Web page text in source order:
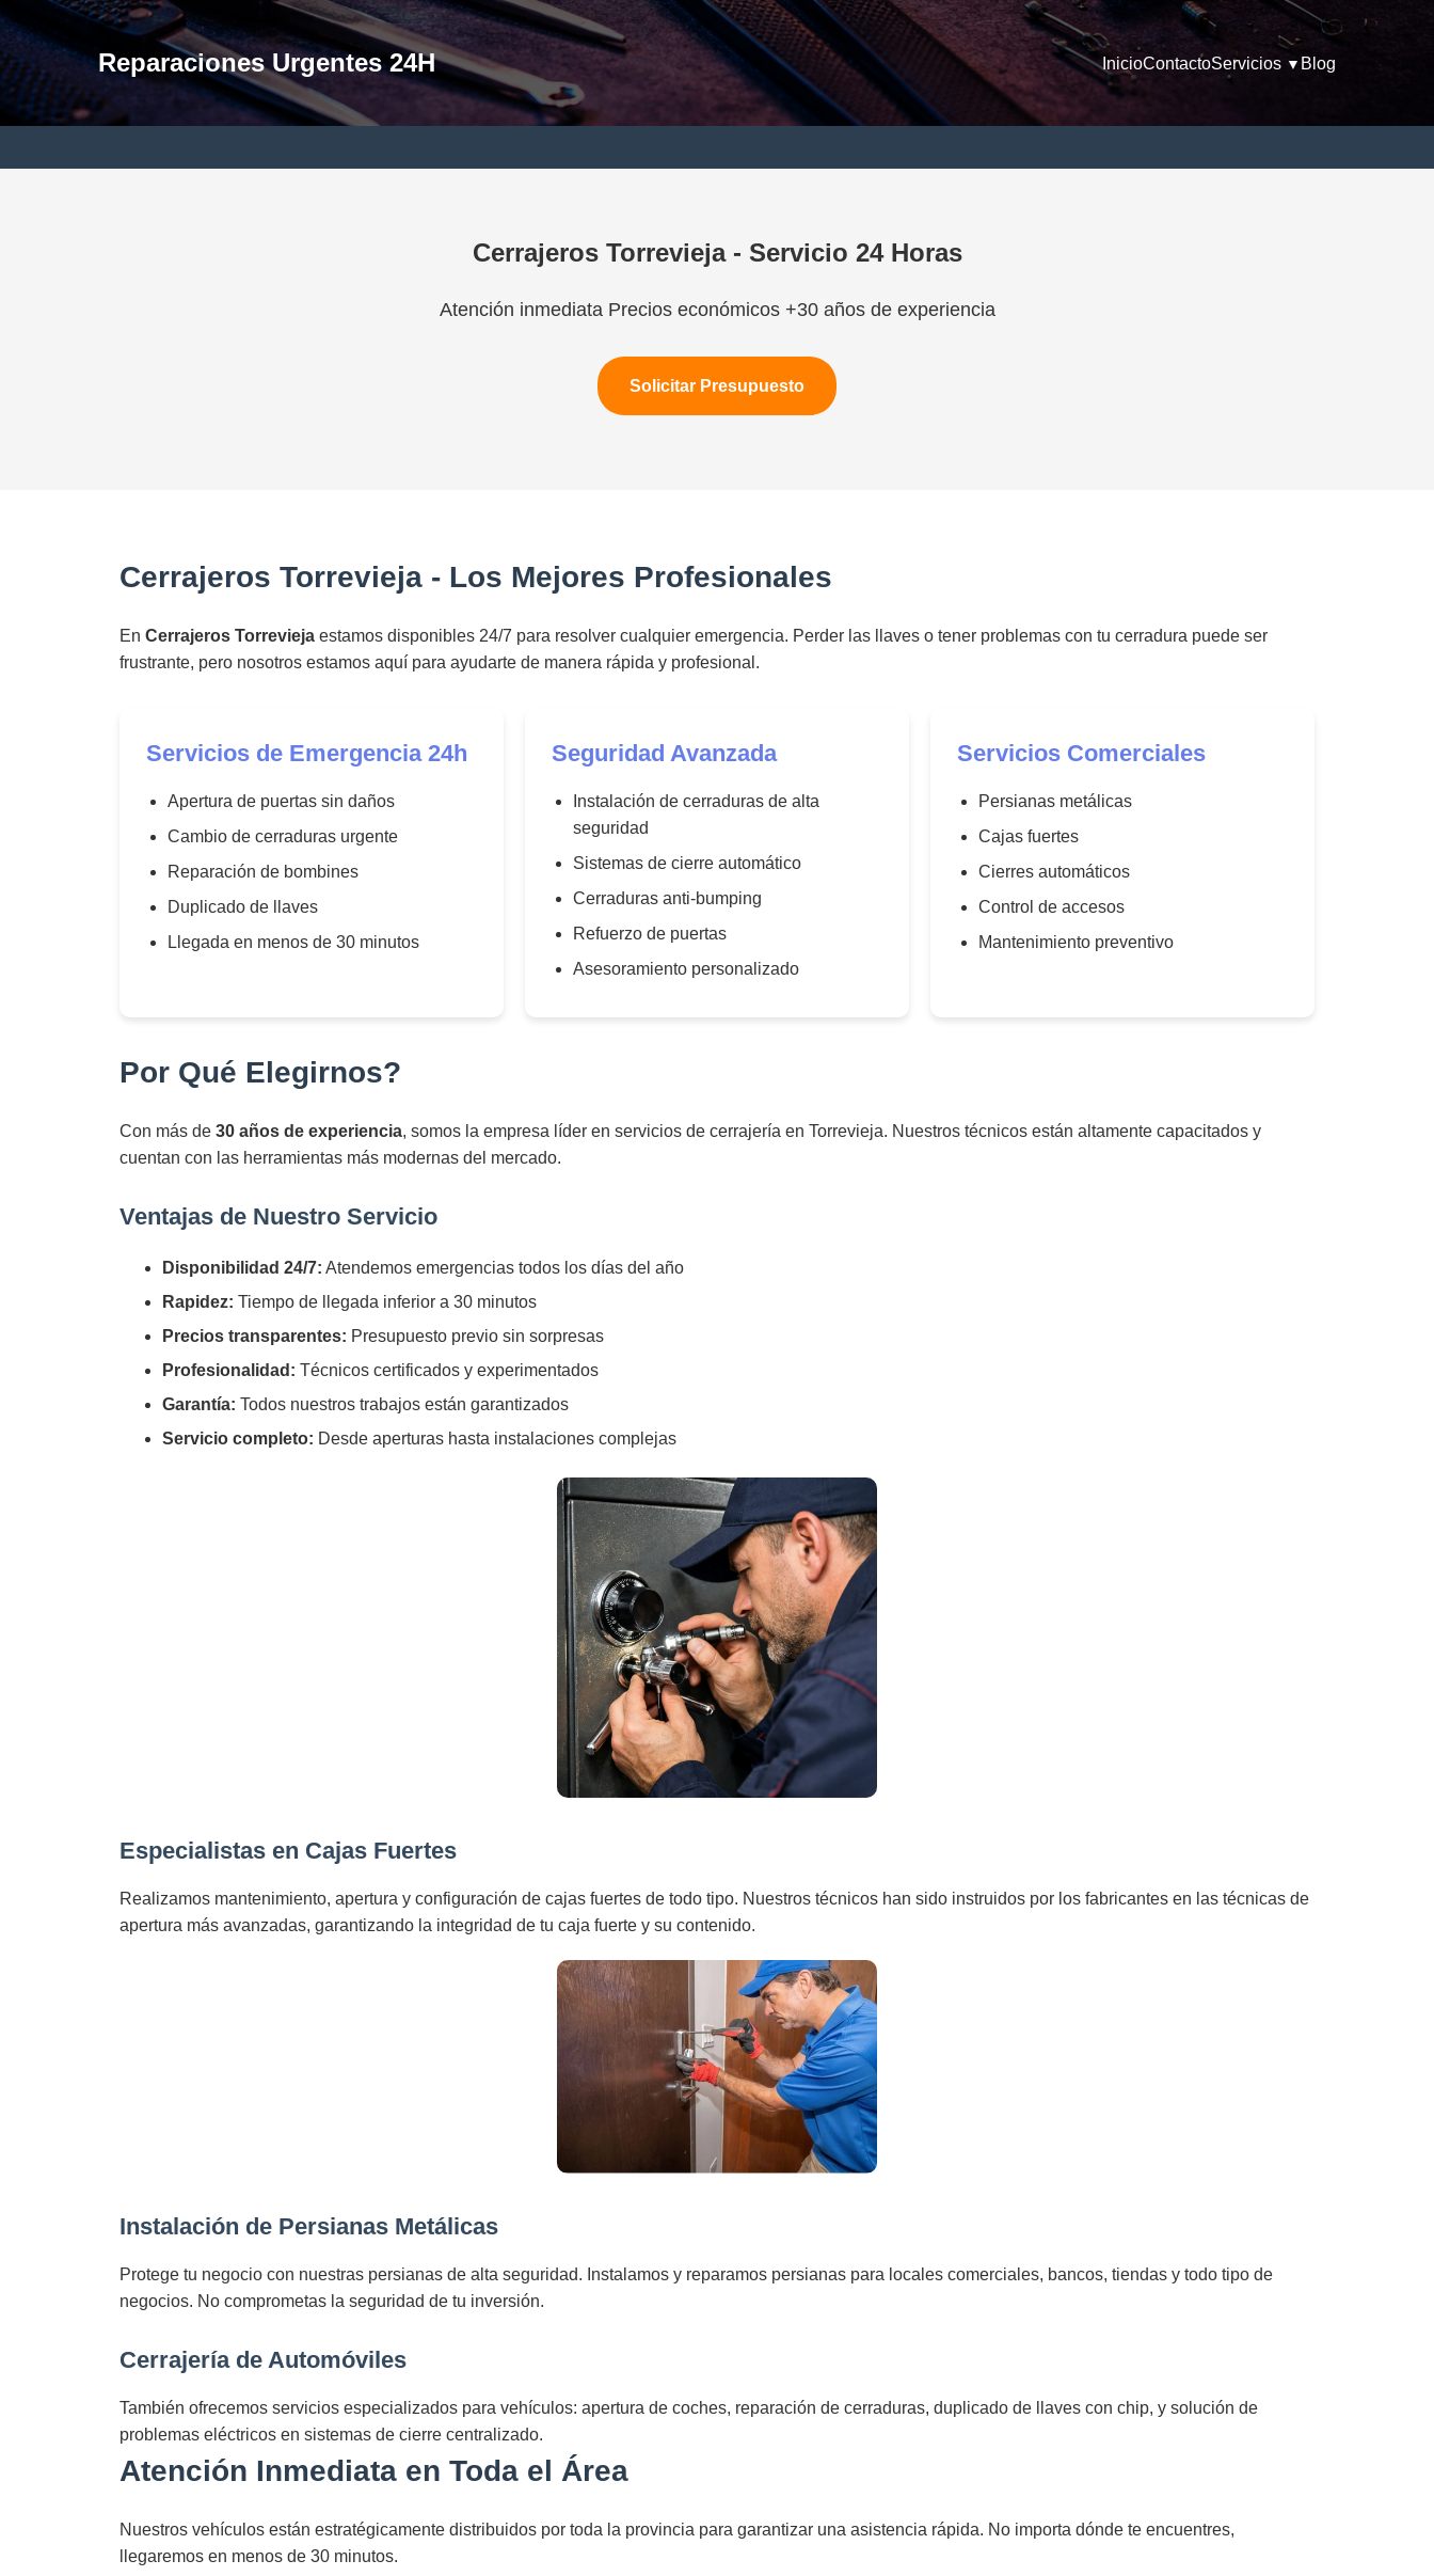
Reparaciones Urgentes 24H InicioContactoServicios ▼ Blog
Cerrajeros Torrevieja - Servicio 24 Horas
Atención inmediata Precios económicos +30 años de experiencia
Solicitar Presupuesto
Cerrajeros Torrevieja - Los Mejores Profesionales
En Cerrajeros Torrevieja estamos disponibles 24/7 para resolver cualquier emergencia. Perder las llaves o tener problemas con tu cerradura puede ser
frustrante, pero nosotros estamos aquí para ayudarte de manera rápida y profesional.
Servicios de Emergencia 24h
Apertura de puertas sin daños
Cambio de cerraduras urgente
Reparación de bombines
Duplicado de llaves
Llegada en menos de 30 minutos
Seguridad Avanzada
Instalación de cerraduras de alta
seguridad
Sistemas de cierre automático
Cerraduras anti-bumping
Refuerzo de puertas
Asesoramiento personalizado
Servicios Comerciales
Persianas metálicas
Cajas fuertes
Cierres automáticos
Control de accesos
Mantenimiento preventivo
Por Qué Elegirnos?
Con más de 30 años de experiencia, somos la empresa líder en servicios de cerrajería en Torrevieja. Nuestros técnicos están altamente capacitados y
cuentan con las herramientas más modernas del mercado.
Ventajas de Nuestro Servicio
Disponibilidad 24/7: Atendemos emergencias todos los días del año
Rapidez: Tiempo de llegada inferior a 30 minutos
Precios transparentes: Presupuesto previo sin sorpresas
Profesionalidad: Técnicos certificados y experimentados
Garantía: Todos nuestros trabajos están garantizados
Servicio completo: Desde aperturas hasta instalaciones complejas
Especialistas en Cajas Fuertes
Realizamos mantenimiento, apertura y configuración de cajas fuertes de todo tipo. Nuestros técnicos han sido instruidos por los fabricantes en las técnicas de
apertura más avanzadas, garantizando la integridad de tu caja fuerte y su contenido.
Instalación de Persianas Metálicas
Protege tu negocio con nuestras persianas de alta seguridad. Instalamos y reparamos persianas para locales comerciales, bancos, tiendas y todo tipo de
negocios. No comprometas la seguridad de tu inversión.
Cerrajería de Automóviles
También ofrecemos servicios especializados para vehículos: apertura de coches, reparación de cerraduras, duplicado de llaves con chip, y solución de
problemas eléctricos en sistemas de cierre centralizado.
Atención Inmediata en Toda el Área
Nuestros vehículos están estratégicamente distribuidos por toda la provincia para garantizar una asistencia rápida. No importa dónde te encuentres,
llegaremos en menos de 30 minutos.